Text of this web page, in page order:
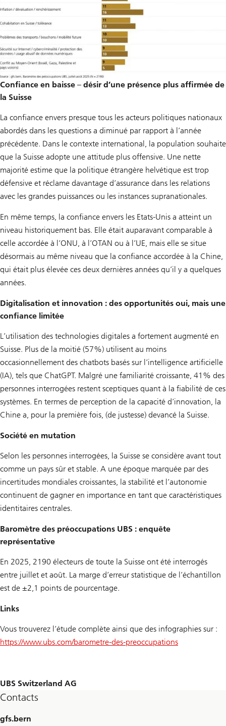
Confiance en baisse – désir d’une présence plus affirmée de
la Suisse
La confiance envers presque tous les acteurs politiques nationaux
abordés dans les questions a diminué par rapport à l’année
précédente. Dans le contexte international, la population souhaite
que la Suisse adopte une attitude plus offensive. Une nette
majorité estime que la politique étrangère helvétique est trop
défensive et réclame davantage d’assurance dans les relations
avec les grandes puissances ou les instances supranationales.
En même temps, la confiance envers les Etats-Unis a atteint un
niveau historiquement bas. Elle était auparavant comparable à
celle accordée à l’ONU, à l’OTAN ou à l’UE, mais elle se situe
désormais au même niveau que la confiance accordée à la Chine,
qui était plus élevée ces deux dernières années qu’il y a quelques
années.
Digitalisation et innovation : des opportunités oui, mais une
confiance limitée
L’utilisation des technologies digitales a fortement augmenté en
Suisse. Plus de la moitié (57%) utilisent au moins
occasionnellement des chatbots basés sur l’intelligence artificielle
(IA), tels que ChatGPT. Malgré une familiarité croissante, 41% des
personnes interrogées restent sceptiques quant à la fiabilité de ces
systèmes. En termes de perception de la capacité d’innovation, la
Chine a, pour la première fois, (de justesse) devancé la Suisse.
Société en mutation
Selon les personnes interrogées, la Suisse se considère avant tout
comme un pays sûr et stable. A une époque marquée par des
incertitudes mondiales croissantes, la stabilité et l’autonomie
continuent de gagner en importance en tant que caractéristiques
identitaires centrales.
Baromètre des préoccupations UBS : enquête
représentative
En 2025, 2190 électeurs de toute la Suisse ont été interrogés
entre juillet et août. La marge d’erreur statistique de l’échantillon
est de ±2,1 points de pourcentage.
Links
Vous trouverez l’étude complète ainsi que des infographies sur :
https://www.ubs.com/barometre-des-preoccupations
UBS Switzerland AG
Contacts
gfs.bern